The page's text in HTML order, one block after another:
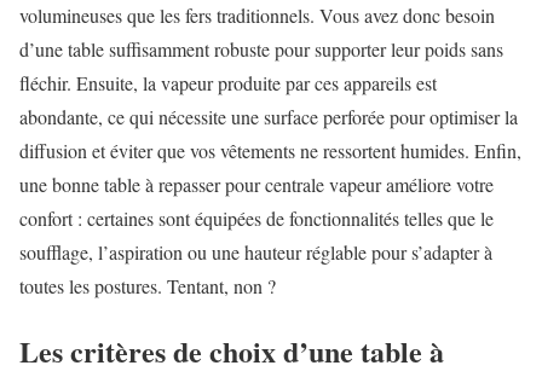
volumineuses que les fers traditionnels. Vous avez donc besoin
d’une table suffisamment robuste pour supporter leur poids sans
fléchir. Ensuite, la vapeur produite par ces appareils est
abondante, ce qui nécessite une surface perforée pour optimiser la
diffusion et éviter que vos vêtements ne ressortent humides. Enfin,
une bonne table à repasser pour centrale vapeur améliore votre
confort : certaines sont équipées de fonctionnalités telles que le
soufflage, l’aspiration ou une hauteur réglable pour s’adapter à
toutes les postures. Tentant, non ?
Les critères de choix d’une table à